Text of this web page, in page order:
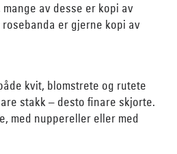
av desse er kopi av
er gjerne kopi av
kvit, blomstrete og rutete
stakk – desto finare skjorte.
med nuppereller eller med